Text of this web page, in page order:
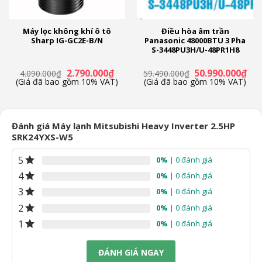
cách nhanh nhất và mạnh nhất.
Máy lọc không khí ô tô
Sharp IG-GC2E-B/N
4.090.000₫ Giá
gốc
là:
2.790.000₫Giá
hiện
tại
(Giá đã bao gồm 10% VAT)
Điều hòa âm trần
Panasonic 48000BTU 3 Pha
S-3448PU3H/U-48PR1H8
59.490.000₫ Giá
gốc
là:
50.990.000₫Giá
(Giá đã bao gồm 10% VAT)
Đánh giá Máy lạnh Mitsubishi Heavy Inverter 2.5HP
SRK24YXS-W5
5 0% | 0 đánh giá
4 0% | 0 đánh giá
3 0% | 0 đánh giá
2 0% | 0 đánh giá
1 0% | 0 đánh giá
ĐÁNH GIÁ NGAY